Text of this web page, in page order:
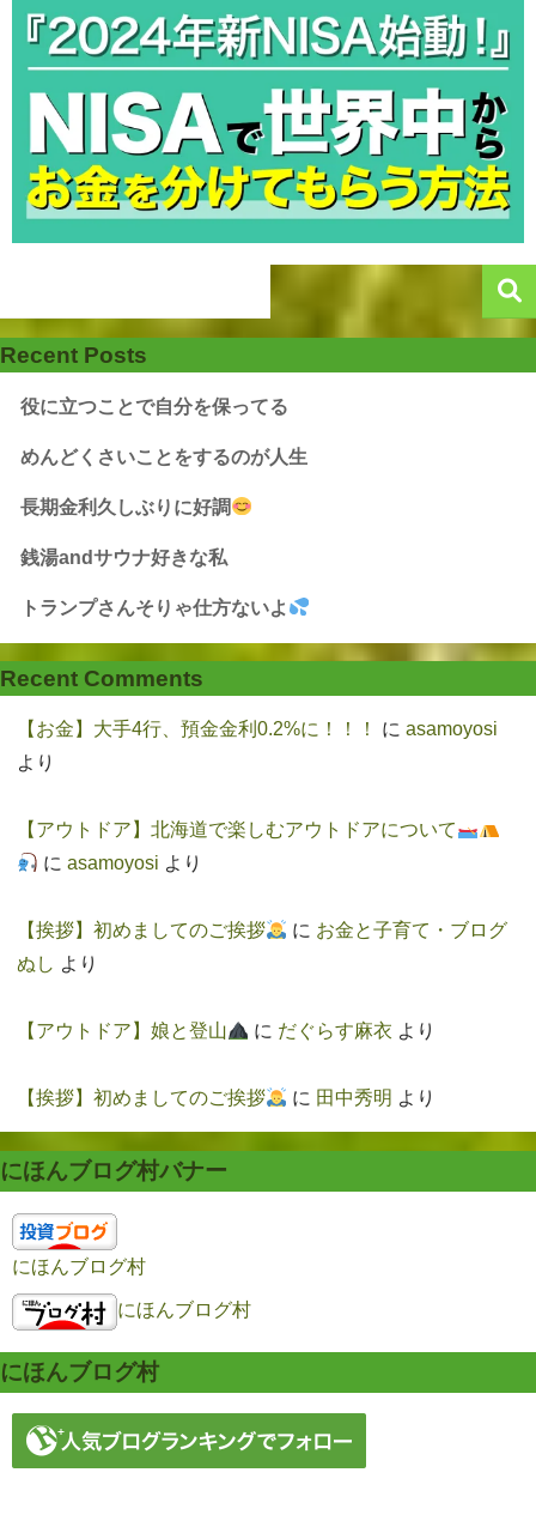
Recent Posts
役に立つことで自分を保ってる
めんどくさいことをするのが人生
長期金利久しぶりに好調
銭湯andサウナ好きな私
トランプさんそりゃ仕方ないよ
Recent Comments
【お金】大手4行、預金金利0.2%に！！！ に asamoyosi
より
【アウトドア】北海道で楽しむアウトドアについて
に asamoyosi より
【挨拶】初めましてのご挨拶 に お金と子育て・ブログ
ぬし より
【アウトドア】娘と登山 に だぐらす麻衣 より
【挨拶】初めましてのご挨拶 に 田中秀明 より
にほんブログ村バナー
にほんブログ村
にほんブログ村
にほんブログ村